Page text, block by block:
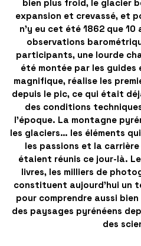
bien plus froid, le glacier
expansion et crevassé, et
n’y eu cet été 1862 que 10
observations
participants, une lourde
été montée par les guides
magnifique, réalise les
depuis le pic, ce qui était
des conditions
l’époque. La montagne
les glaciers… les éléments
les passions et la
étaient réunis ce jour-là.
livres, les milliers de
constituent aujourd’hui un
pour comprendre aussi
des paysages pyrénéens
des